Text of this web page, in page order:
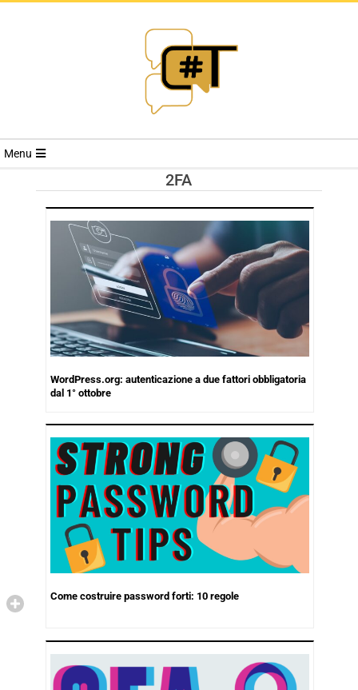
RIVISTA
TRENDS
Menu
2FA
WordPress.org: autenticazione a due fattori obbligatoria
dal 1° ottobre
Come costruire password forti: 10 regole